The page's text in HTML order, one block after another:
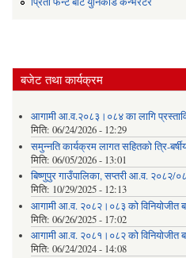
बजेट तथा कार्यक्रम
आगामी आ.व.२०८३।०८४ का लागि
मिति: 06/24/2026 - 12:29
समुन्नति कार्यक्रम लागत सहितको त्रि-
मिति: 06/05/2026 - 13:01
बिष्णुपुर गाउँपालिका, सप्तरी आ.व. २०८२/
मिति: 10/29/2025 - 12:13
आगामी आ.व. २०८२।०८३ को विनियोजीत
मिति: 06/26/2025 - 17:02
आगामी आ.व. २०८१।०८२ को विनियोजीत
मिति: 06/24/2024 - 14:08